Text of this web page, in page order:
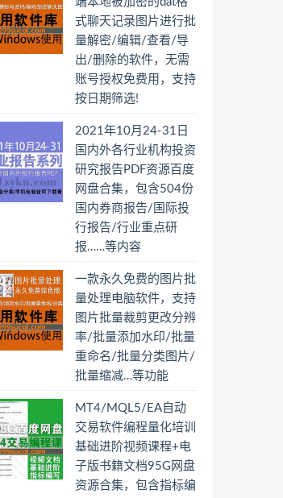
式聊天记录图片进行批
量解密/编辑/查看/导
出/删除的软件，无需
账号授权免费用，支持
按日期筛选!
2021年10月24-31日
国内外各行业机构投资
研究报告PDF资源百度
网盘合集，包含504份
国内券商报告/国际投
行报告/行业重点研
报……等内容
一款永久免费的图片批
量处理电脑软件，支持
图片批量裁剪更改分辨
率/批量添加水印/批量
重命名/批量分类图片/
批量缩减…等功能
MT4/MQL5/EA自动
交易软件编程量化培训
基础进阶视频课程+电
子版书籍文档95G网盘
资源合集，包含指标编